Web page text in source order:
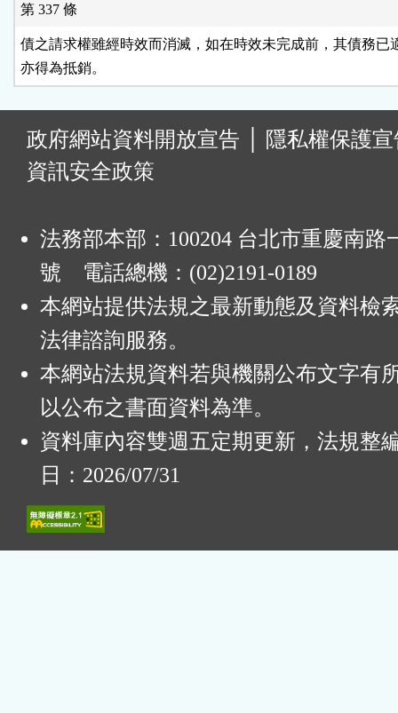
第 337 條
債之請求權雖經時效而消滅，如在時效未完成前，其債務已
亦得為抵銷。
政府網站資料開放宣告
隱私權保護
資訊安全政策
法務部本部：100204 台北市重慶南路
號 電話總機：(02)2191-0189
本網站提供法規之最新動態及資料檢
法律諮詢服務。
本網站法規資料若與機關公布文字有
以公布之書面資料為準。
資料庫內容雙週五定期更新，法規整
日：2026/07/31